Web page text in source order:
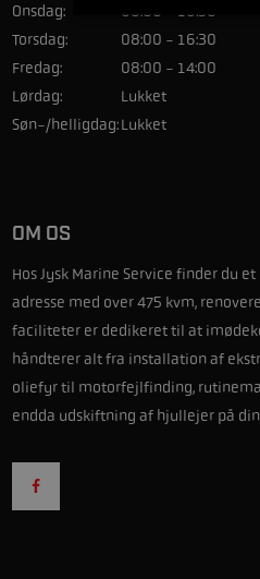
Onsdag:
08:00 - 16:30
Torsdag:
08:00 - 16:30
Fredag:
08:00 - 14:00
Lørdag:
Lukket
Søn-/helligdag:Lukket
OM OS
Hos Jysk Marine Service finder du
adresse med over 475 kvm,
faciliteter er dedikeret til at
håndterer alt fra installation af
oliefyr til motorfejlfinding,
endda udskiftning af hjullejer på